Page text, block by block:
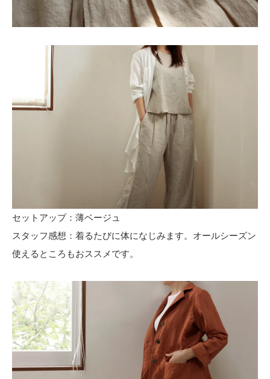
セットアップ：薄ベージュ
スタッフ感想：着るたびに体になじみます。オールシーズン
使えるところもおススメです。